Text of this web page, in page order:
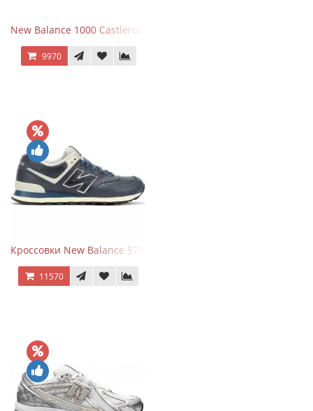
New Balance 1000 Castlerock JD Exclusive
9970
Кроссовки New Balance 574 Classic Blue White Leather
11570